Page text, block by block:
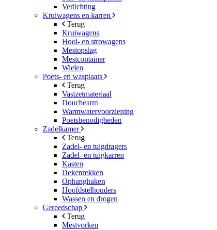
Verlichting
Kruiwagens en karren
Terug
Kruiwagens
Hooi- en strowagens
Mestopslag
Mestcontainer
Wielen
Poets- en wasplaats
Terug
Vastzetmateriaal
Douchearm
Warmwatervoorziening
Poetsbenodigheden
Zadelkamer
Terug
Zadel- en tuigdragers
Zadel- en tuigkarren
Kasten
Dekenrekken
Ophanghaken
Hoofdstelhouders
Wassen en drogen
Gereedschap
Terug
Mestvorken